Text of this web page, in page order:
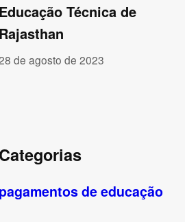
Educação Técnica de
Rajasthan
de agosto de 2023
Categorias
pagamentos de educação